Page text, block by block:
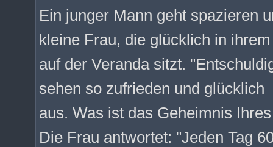
Ein junger Mann geht spazieren
kleine Frau, die glücklich in
auf der Veranda sitzt.
sehen so zufrieden und glücklich
aus. Was ist das Geheimnis
Die Frau antwortet: "Jeden Tag